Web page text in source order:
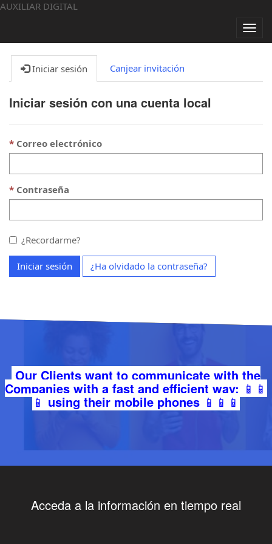
AUXILIAR DIGITAL
Iniciar sesión Canjear invitación
Iniciar sesión con una cuenta local
Correo electrónico
Contraseña
¿Recordarme?
Iniciar sesión ¿Ha olvidado la contraseña?
Our Clients want to communicate with the
Companies with a fast and efficient way: 📱📱
📱 using their mobile phones 📱📱📱
Acceda a la información en tiempo real